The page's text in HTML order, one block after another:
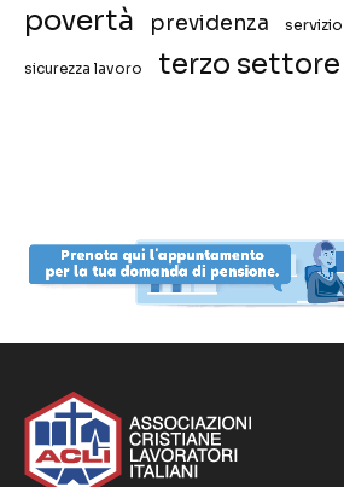
povertà previdenza
sicurezza lavoro terzo settore